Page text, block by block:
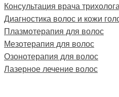
Консультация врача трихолога
Диагностика волос и кожи
Плазмотерапия для волос
Мезотерапия для волос
Озонотерапия для волос
Лазерное лечение волос